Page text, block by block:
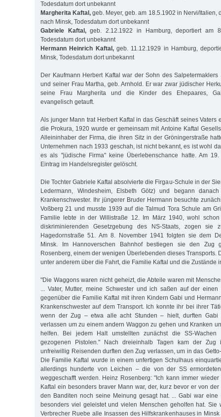
Todesdatum dort unbekannt
Margherita Kaftal, geb. Meyer, geb. am 18.5.1902 in Nervi/Italien,
nach Minsk, Todesdatum dort unbekannt
Gabriele Kaftal,geb. 2.12.1922 in Hamburg, deportiert am
Todesdatum dort unbekannt
Hermann Heinrich Kaftal,geb. 11.12.1929 in Hamburg,
Minsk, Todesdatum dort unbekannt
Der Kaufmann Herbert Kaftal war der Sohn des Salpetermaklers
und seiner Frau Martha, geb. Arnhold. Er war zwar jüdischer
seine Frau Margherita und die Kinder des Ehepaares,
evangelisch getauft.
Als junger Mann trat Herbert Kaftal in das Geschäft seines Vaters
die Prokura, 1920 wurde er gemeinsam mit Antoine Kaftal
Alleininhaber der Firma, die ihren Sitz in der Gröningerstraße
Unternehmen nach 1933 geschah, ist nicht bekannt, es ist wohl
es als "jüdische Firma" keine Überlebenschance hatte. Am
Eintrag im Handelsregister gelöscht.
Die Tochter Gabriele Kaftal absolvierte die Firgau-Schule in der
Ledermann, Windesheim, Elsbeth Götz) und begann
Krankenschwester. Ihr jüngerer Bruder Hermann besuchte
Voßberg 21 und musste 1939 auf die Talmud Tora Schule am
Familie lebte in der Willistraße 12. Im März 1940, wohl
diskriminierenden Gesetzgebung des NS-Staats, zogen sie
Hagedornstraße 51. Am 8. November 1941 folgten sie dem
Minsk. Im Hannoverschen Bahnhof bestiegen sie den Zug
Rosenberg, einem der wenigen Überlebenden dieses Transports.
unter anderem über die Fahrt, die Familie Kaftal und die Zustände
"Die Waggons waren nicht geheizt, die Abteile waren mit
... Vater, Mutter, meine Schwester und ich saßen auf der
gegenüber die Familie Kaftal mit ihren Kindern Gabi und
Krankenschwester auf dem Transport. Ich konnte ihr bei ihrer
wenn der Zug – etwa alle acht Stunden – hielt, durften Gabi
verlassen um zu einem andern Waggon zu gehen und Kranken
helfen. Bei jedem Halt umstellten zunächst die SS-
gezogenen Pistolen." Nach dreieinhalb Tagen kam der
unfreiwillig Reisenden durften den Zug verlassen, um in das
Die Familie Kaftal wurde in einem unfertigen Schulhaus
allerdings hunderte von Leichen – die von der SS
weggeschafft werden. Heinz Rosenberg: "Ich kann immer
Kaftal ein besonders braver Mann war, der, kurz bevor er von
den Banditen noch seine Meinung gesagt hat. ... Gabi war eine
besonders viel geleistet und vielen Menschen geholfen hat. Sie
Verbrecher Ruebe alle Insassen des Hilfskrankenhauses in